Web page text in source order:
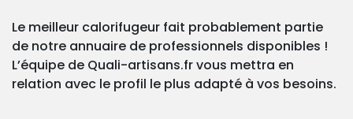
Le meilleur calorifugeur fait probablement partie
de notre annuaire de professionnels disponibles !
L’équipe de Quali-artisans.fr vous mettra en
relation avec le profil le plus adapté à vos besoins.